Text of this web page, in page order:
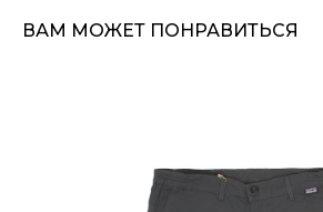
ВАМ МОЖЕТ ПОНРАВИТЬСЯ